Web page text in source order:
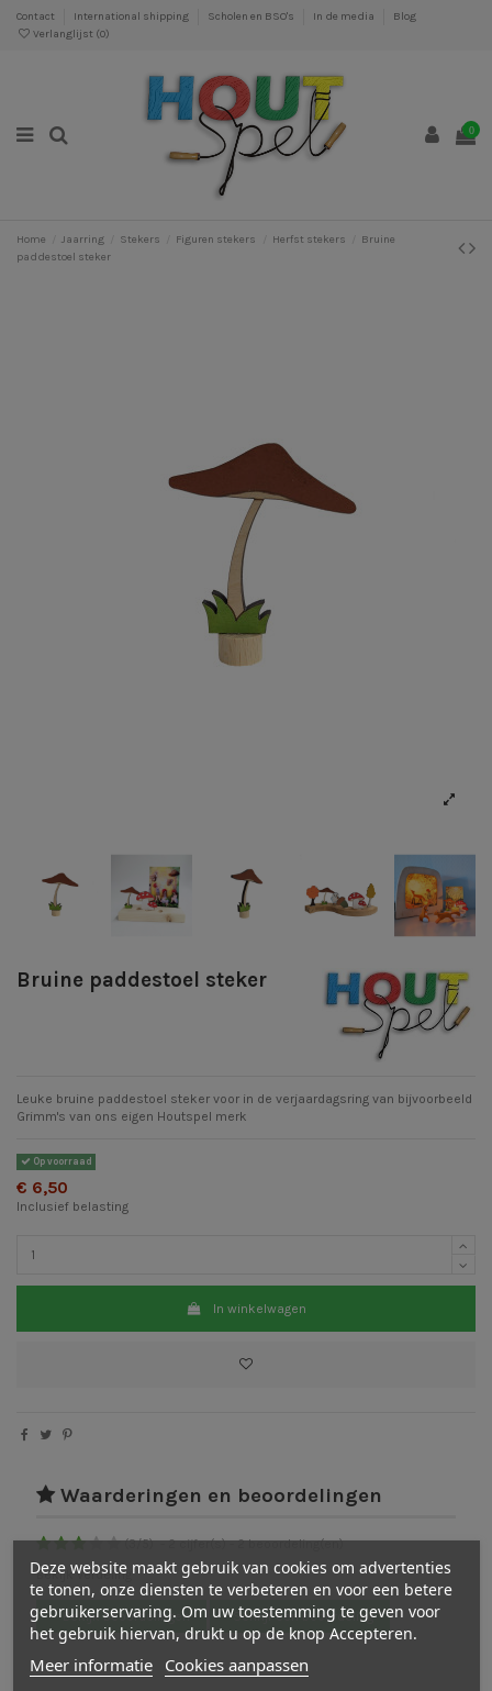
Contact International shipping Scholen en BSO's In de media
Blog
Verlanglijst (0)
0
Home Jaarring Stekers Figuren stekers Herfst stekers
Bruine
paddestoel steker
Bruine paddestoel steker
Leuke bruine paddestoel steker voor in de verjaardagsring van bijvoorbeeld
Grimm's van ons eigen Houtspel merk
Op voorraad
€ 6,50
Inclusief belasting
In winkelwagen
Waarderingen en beoordelingen
(3/5)-2cijfer(s) -2beoordeling(en)
Bekijk verdeling
Bekijk beoordelingen Schrijf een beoordeling
Deze website maakt gebruik van cookies om advertenties
te tonen, onze diensten te verbeteren en voor een betere
gebruikerservaring. Om uw toestemming te geven voor
het gebruik hiervan, drukt u op de knop Accepteren.
Meer informatie Cookies aanpassen